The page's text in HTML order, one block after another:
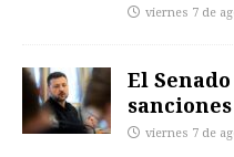
viernes 7 de
El
viernes 7 de